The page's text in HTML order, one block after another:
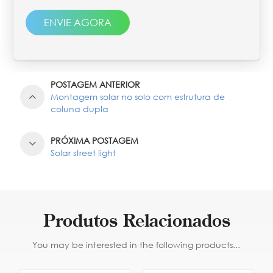
ENVIE AGORA
POSTAGEM ANTERIOR
Montagem solar no solo com estrutura de
coluna dupla
PRÓXIMA POSTAGEM
Solar street light
Produtos Relacionados
You may be interested in the following products...